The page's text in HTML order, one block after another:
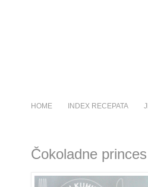
HOME INDEX RECEPATA
Čokoladne